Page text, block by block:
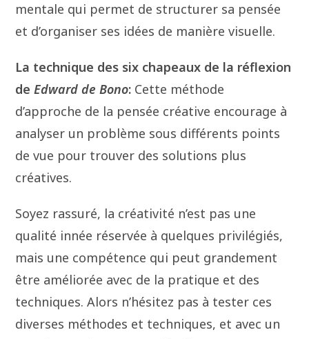
mentale qui permet de structurer sa pensée
et d’organiser ses idées de manière visuelle.
La technique des six chapeaux de la réflexion
deEdward de Bono: Cette méthode
d’approche de la pensée créative encourage à
analyser un problème sous différents points
de vue pour trouver des solutions plus
créatives.
Soyez rassuré, la créativité n’est pas une
qualité innée réservée à quelques privilégiés,
mais une compétence qui peut grandement
être améliorée avec de la pratique et des
techniques. Alors n’hésitez pas à tester ces
diverses méthodes et techniques, et avec un